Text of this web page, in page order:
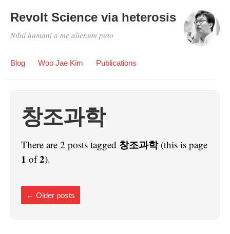
Revolt Science via heterosis
Nihil humani a me alienum puto
Blog Woo Jae Kim Publications
창조과학
There are 2 posts tagged 창조과학(this is page
1 of2).
← Older posts